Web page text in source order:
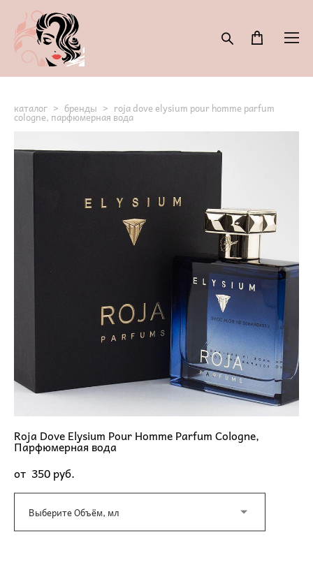
каталог > бренды > roja dove elysium pour homme parfum
cologne, парфюмерная вода
Roja Dove Elysium Pour Homme Parfum Cologne,
Парфюмерная вода
от 350 pуб.
Выберите Объём, мл